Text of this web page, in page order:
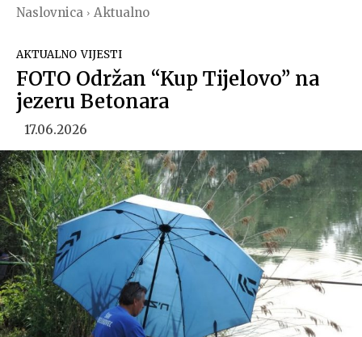
Naslovnica Aktualno
AKTUALNO VIJESTI
FOTO Održan “Kup Tijelovo” na
jezeru Betonara
17.06.2026